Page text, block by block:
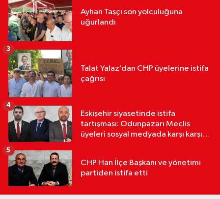
Ayhan Taşçı son yolculuğuna
uğurlandı
Talat Yalaz’dan CHP üyelerine istifa
çağrısı
3
Eskişehir siyasetinde istifa
tartışması: Odunpazarı Meclis
üyeleri sosyal medyada karşı karşıya
4
CHP Han İlçe Başkanı ve yönetimi
partiden istifa etti
5